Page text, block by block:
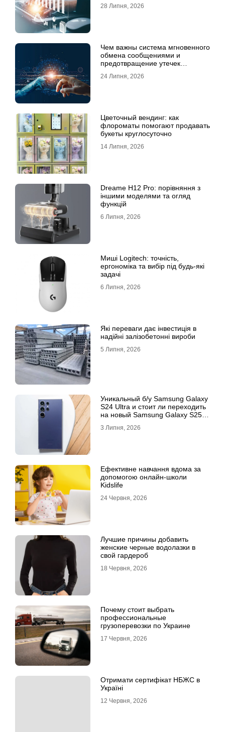
28 Липня, 2026
Чем важны система мгновенного
обмена сообщениями и
предотвращение утечек
24 Липня, 2026
Цветочный вендинг: как
флороматы помогают продавать
букеты круглосуточно
14 Липня, 2026
Dreame H12 Pro: порівняння з
іншими моделями та огляд
функцій
6 Липня, 2026
Миші Logitech: точність,
ергономіка та вибір під будь-які
задачі
6 Липня, 2026
Які переваги дає інвестиція в
надійні залізобетонні вироби
5 Липня, 2026
Уникальный б/у Samsung Galaxy
S24 Ultra и стоит ли переходить
на новый Samsung Galaxy S25
3 Липня, 2026
Ефективне навчання вдома за
допомогою онлайн-школи
Kidslife
24 Червня, 2026
Лучшие причины добавить
женские черные водолазки в
свой гардероб
18 Червня, 2026
Почему стоит выбрать
профессиональные
грузоперевозки по Украине
17 Червня, 2026
Отримати сертифікат НБЖС в
Україні
12 Червня, 2026